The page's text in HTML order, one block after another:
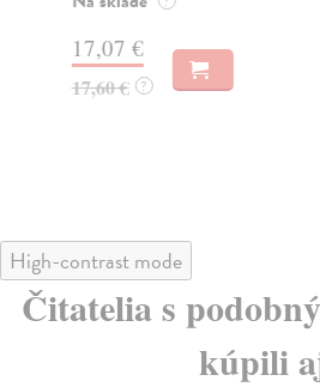
17,07 €
17,60 € ?
High-contrast mode
Čitatelia s
kúpili